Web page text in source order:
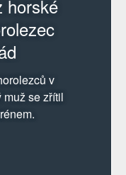
horské
v
se zřítil